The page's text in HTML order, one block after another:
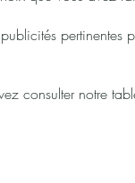
pertinentes
consulter notre